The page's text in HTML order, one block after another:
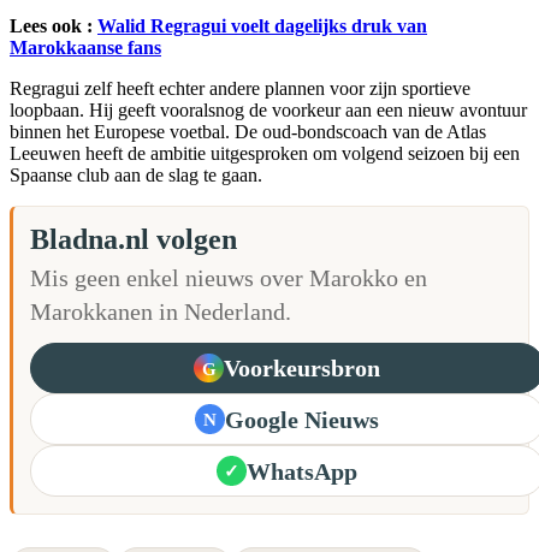
Lees ook : Walid Regragui voelt dagelijks druk van
Marokkaanse fans
Regragui zelf heeft echter andere plannen voor zijn sportieve
loopbaan. Hij geeft vooralsnog de voorkeur aan een nieuw avontuur
binnen het Europese voetbal. De oud-bondscoach van de Atlas
Leeuwen heeft de ambitie uitgesproken om volgend seizoen bij een
Spaanse club aan de slag te gaan.
Bladna.nl volgen
Mis geen enkel nieuws over Marokko en
Marokkanen in Nederland.
G Voorkeursbron
N Google Nieuws
✓ WhatsApp